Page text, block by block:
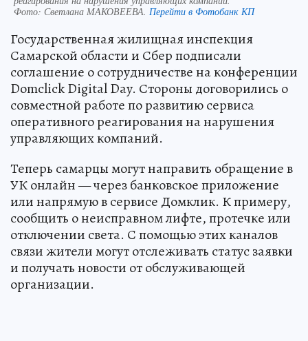
Фото: Светлана МАКОВЕЕВА. Перейти в Фотобанк КП
Государственная жилищная инспекция
Самарской области и Сбер подписали
соглашение о сотрудничестве на конференции
Domclick Digital Day. Стороны договорились о
совместной работе по развитию сервиса
оперативного реагирования на нарушения
управляющих компаний.
Теперь самарцы могут направить обращение в
УК онлайн — через банковское приложение
или напрямую в сервисе Домклик. К примеру,
сообщить о неисправном лифте, протечке или
отключении света. С помощью этих каналов
связи жители могут отслеживать статус заявки
и получать новости от обслуживающей
организации.